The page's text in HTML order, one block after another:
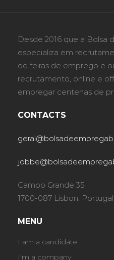
Desde 2016 que a Bolsa
especializa em
de feiras de emprego e
recrutamento, online e
empregar centenas de
CONTACTS
Campo Grande 35
1700-087 Lisbon, Portugal
MENU
I am a candidate
I'm a company